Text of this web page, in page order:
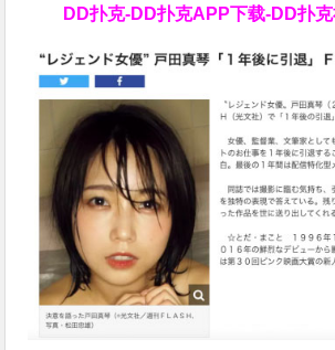
DD扑克-DD扑克APP下载-DD扑